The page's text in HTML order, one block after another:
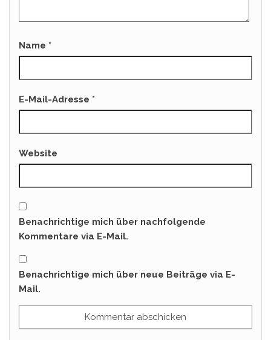
Name *
E-Mail-Adresse *
Website
Benachrichtige mich über nachfolgende
Kommentare via E-Mail.
Benachrichtige mich über neue Beiträge via E-
Mail.